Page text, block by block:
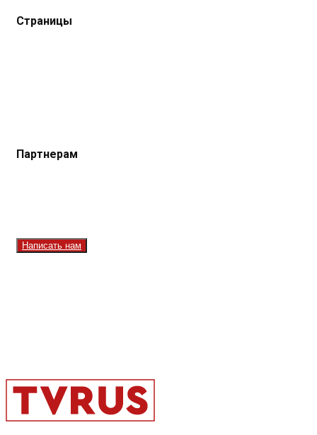
Страницы
Партнерам
Написать нам